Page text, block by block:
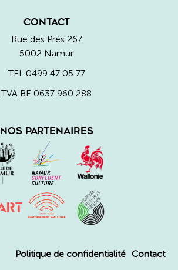
CONTACT
Rue des Prés 267
5002 Namur
TEL0499 47 05 77
TVA BE 0637 960 288
NOS PARTENAIRES
Politique de confidentialité Contact